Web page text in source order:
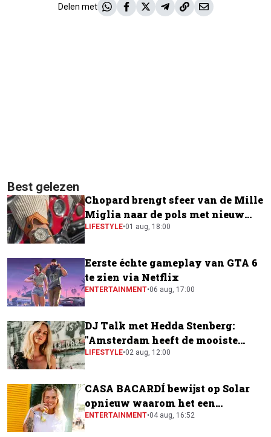
Delen met
Best gelezen
Chopard brengt sfeer van de Mille
Miglia naar de pols met nieuw
horloge
LIFESTYLE•01 aug, 18:00
Eerste échte gameplay van GTA 6
te zien via Netflix
ENTERTAINMENT•06 aug, 17:00
DJ Talk met Hedda Stenberg:
"Amsterdam heeft de mooiste
festivalscene van Europa"
LIFESTYLE•02 aug, 12:00
CASA BACARDÍ bewijst op Solar
opnieuw waarom het een
festivalfavoriet is
ENTERTAINMENT•04 aug, 16:52